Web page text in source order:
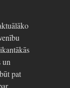
un
pat